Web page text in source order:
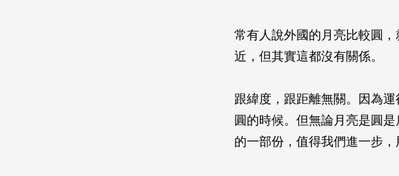
常有人說外國的月亮比較圓
近，但其實這都沒有關係。
跟緯度，跟距離無關。因為
圓的時候。但無論月亮是圓
的一部份，值得我們進一步，